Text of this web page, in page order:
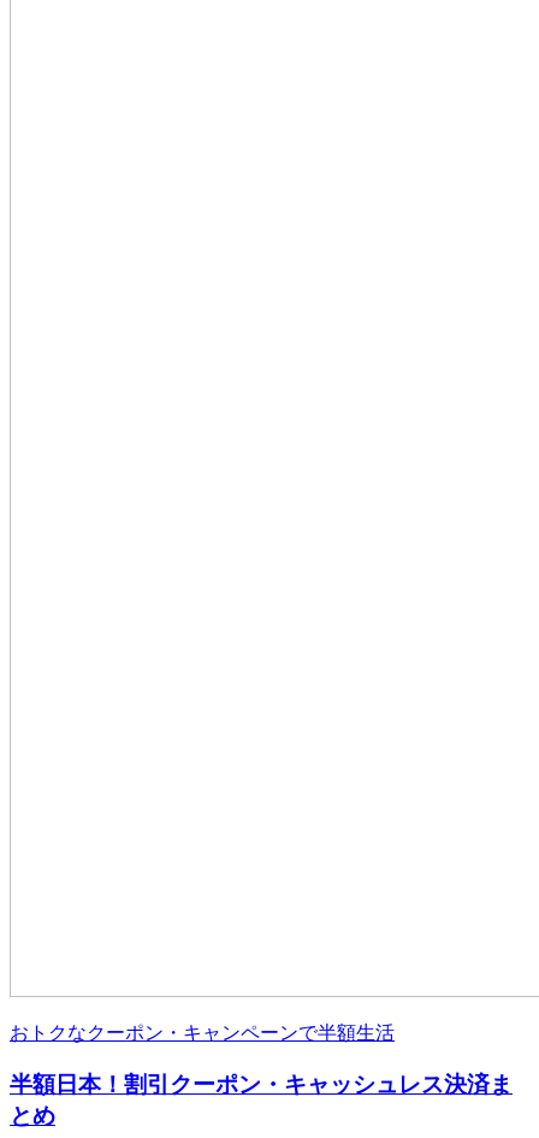
おトクなクーポン・キャンペーンで半額生活
半額日本！割引クーポン・キャッシュレス決済ま
とめ